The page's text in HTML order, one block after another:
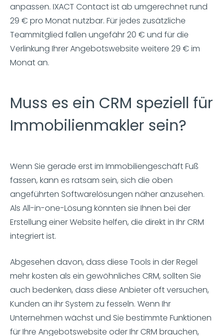
anpassen. IXACT Contact ist ab umgerechnet rund
29 € pro Monat nutzbar. Für jedes zusätzliche
Teammitglied fallen ungefähr 20 € und für die
Verlinkung Ihrer Angebotswebsite weitere 29 € im
Monat an.
Muss es ein CRM speziell für
Immobilienmakler sein?
Wenn Sie gerade erst im Immobiliengeschäft Fuß
fassen, kann es ratsam sein, sich die oben
angeführten Softwarelösungen näher anzusehen.
Als All-in-one-Lösung könnten sie Ihnen bei der
Erstellung einer Website helfen, die direkt in Ihr CRM
integriert ist.
Abgesehen davon, dass diese Tools in der Regel
mehr kosten als ein gewöhnliches CRM, sollten Sie
auch bedenken, dass diese Anbieter oft versuchen,
Kunden an ihr System zu fesseln. Wenn Ihr
Unternehmen wächst und Sie bestimmte Funktionen
für Ihre Angebotswebsite oder Ihr CRM brauchen,